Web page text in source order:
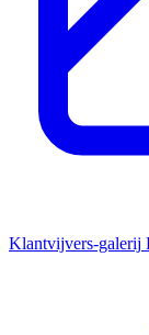
Klantvijvers-galerij